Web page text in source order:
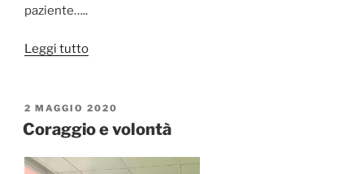
paziente…..
Leggi tutto“Ora
finendo”
PUBBLICATO
IL
2 MAGGIO 2020
Coraggio e volontà